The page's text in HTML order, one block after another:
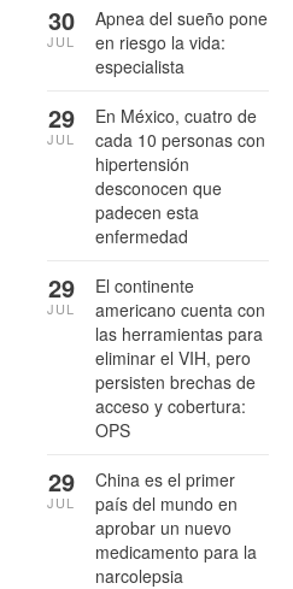
Apnea del sueño pone
en riesgo la vida:
especialista
30
JUL
En México, cuatro de
cada 10 personas con
hipertensión
desconocen que
padecen esta
enfermedad
29
JUL
El continente
americano cuenta con
las herramientas para
eliminar el VIH, pero
persisten brechas de
acceso y cobertura:
OPS
29
JUL
China es el primer
país del mundo en
aprobar un nuevo
medicamento para la
narcolepsia
29
JUL